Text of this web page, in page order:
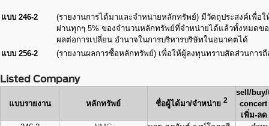
แบบ 246-2
(รายงานการได้มาและจำหน่ายหลักทรัพย์) มีวัตถุประสงค์เพื่
ผ่านทุกๆ 5% ของจำนวนหลักทรัพย์ที่จำหน่ายได้แล้วทั้งหมดข
ผลต่อการเปลี่ยน อำนาจในการบริหารบริษัทในอนาคตได้
แบบ 256-2
(รายงานผลการซื้อหลักทรัพย์) เพื่อให้ผู้ลงทุนทราบสัดส่วนการ
Listed Company
แบบรายงาน หลักทรัพย์ ชื่อผู้ได้มา/จำหน่าย 2
sell/
concert
เพิ่ม-ลด